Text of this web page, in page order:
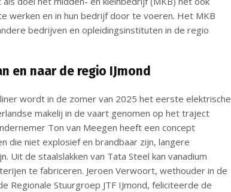
werken en in hun bedrijf door te voeren. Het MKB
bedrijven en opleidingsinstituten in de regio
en naar de regio IJmond
wordt in de zomer van 2025 het eerste elektrische
makelij in de vaart genomen op het traject
Ton van Meegen heeft een concept
die niet explosief en brandbaar zijn, langere
Uit de staalslakken van Tata Steel kan vanadium
te fabriceren. Jeroen Verwoort, wethouder in de
Regionale Stuurgroep JTF IJmond, feliciteerde de